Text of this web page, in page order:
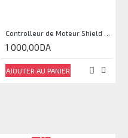
1 000,00DA
AJOUTER AU PANIER